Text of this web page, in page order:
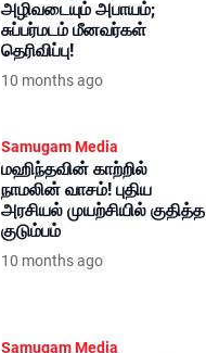
அழிவடையும் அபாயம்;
சுப்பர்மடம் மீனவர்கள்
தெரிவிப்பு!
10 months ago
Samugam Media
மஹிந்தவின் காற்றில்
நாமலின் வாசம்! புதிய
அரசியல் முயற்சியில் குதித்த
குடும்பம்
10 months ago
Samugam Media